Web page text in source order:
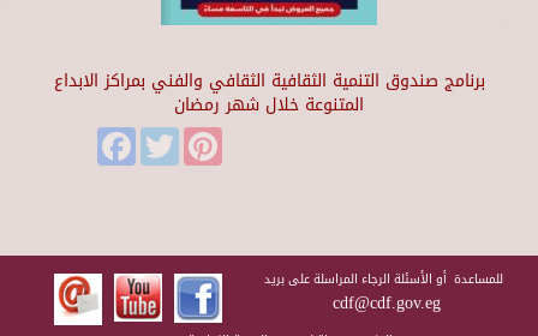
برنامج صندوق التنمية الثقافية الثقافي والفني بمراكز الابداع
المتنوعة خلال شهر رمضان
FacebookTwitter
للمساعدة أو الأسئلة الرجاء المراسلة على بريد
cdf@cdf.gov.eg